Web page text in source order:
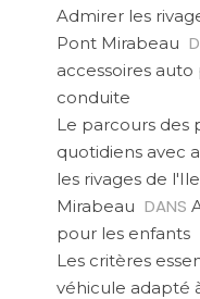
Admirer les
Pont Mirabeau
accessoires
conduite
Le parcours des
quotidiens avec
les rivages de
Mirabeau DANS
pour les enfants
Les critères
véhicule adapté